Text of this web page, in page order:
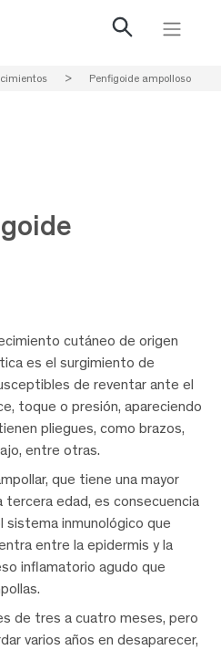
> Penfigoide ampolloso
cutáneo de origen
es el surgimiento de
de reventar ante el
toque o presión, apareciendo
pliegues, como brazos,
entre otras.
que tiene una mayor
tercera edad, es consecuencia
sistema inmunológico que
entre la epidermis y la
inflamatorio agudo que
de tres a cuatro meses, pero
varios años en desaparecer,